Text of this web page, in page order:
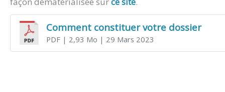
Comment constituer votre dossier
PDF| 2,93 Mo | 29 Mars 2023